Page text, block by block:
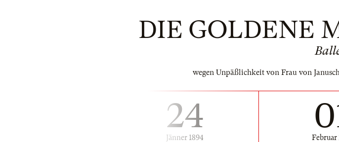
DIE GOLDENE
wegen Unpäßlichkeit von Frau von
24
Jänner 1894 Februar